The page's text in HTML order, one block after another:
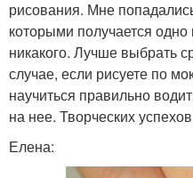
рисования. Мне
которыми получается
никакого. Лучше выбрать
случае, если рисуете по
научиться правильно
на нее. Творческих
Елена: